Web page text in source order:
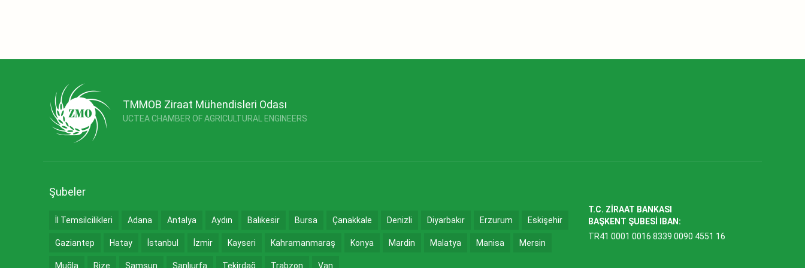
TMMOB Ziraat Mühendisleri Odası
UCTEA CHAMBER OF AGRICULTURAL ENGINEERS
Şubeler
İl Temsilcilikleri Adana Antalya Aydın Balıkesir Bursa Çanakkale Denizli Diyarbakır Erzurum Eskişehir
Gaziantep Hatay İstanbul İzmir Kayseri Kahramanmaraş Konya Mardin Malatya Manisa Mersin
Muğla Rize Samsun Şanlıurfa Tekirdağ Trabzon Van
T.C. ZİRAAT BANKASI
BAŞKENT ŞUBESİ IBAN:
TR41 0001 0016 8339 0090 4551 16